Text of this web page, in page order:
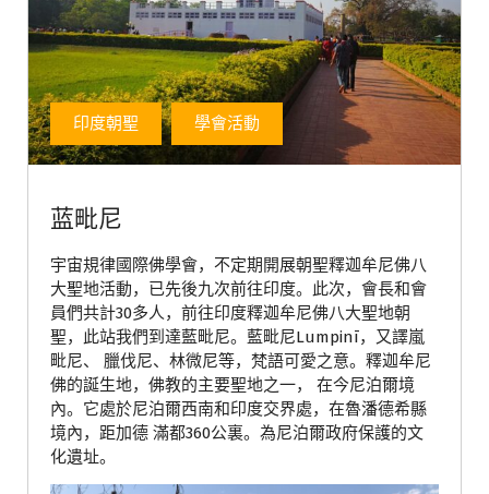
印度朝聖 學會活動
蓝毗尼
宇宙規律國際佛學會，不定期開展朝聖釋迦牟尼佛八
大聖地活動，已先後九次前往印度。此次，會長和會
員們共計30多人，前往印度釋迦牟尼佛八大聖地朝
聖，此站我們到達藍毗尼。藍毗尼Lumpinī，又譯嵐
毗尼、 臘伐尼、林微尼等，梵語可愛之意。釋迦牟尼
佛的誕生地，佛教的主要聖地之一， 在今尼泊爾境
內。它處於尼泊爾西南和印度交界處，在魯潘德希縣
境內，距加德 滿都360公裏。為尼泊爾政府保護的文
化遺址。